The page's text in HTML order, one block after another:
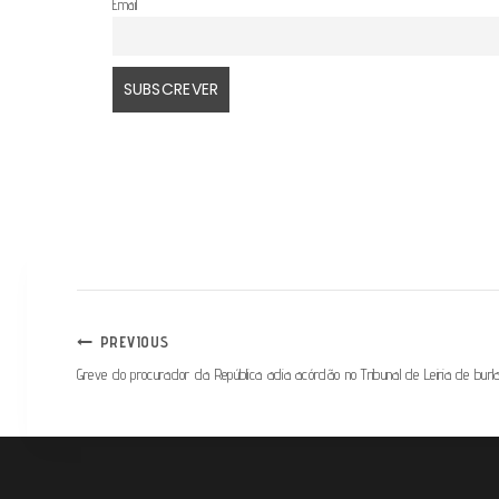
Email
NAVEGAÇÃO
DE
PREVIOUS
Greve do procurador da República adia acórdão no Tribunal de Leiria de